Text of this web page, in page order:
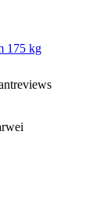
175 kg